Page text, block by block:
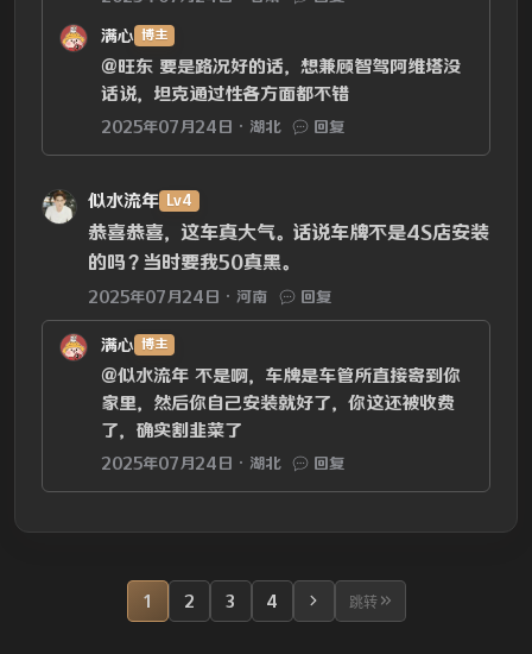
满心 博主
@旺东 要是路况好的话，想兼顾智驾阿维塔没
话说，坦克通过性各方面都不错
2025年07月24日 湖北 回复
似水流年 Lv4
恭喜恭喜，这车真大气。话说车牌不是4S店安装
的吗？当时要我50真黑。
2025年07月24日 河南 回复
满心 博主
@似水流年 不是啊，车牌是车管所直接寄到你
家里，然后你自己安装就好了，你这还被收费
了，确实割韭菜了
2025年07月24日 湖北 回复
1 2 3 4 跳转